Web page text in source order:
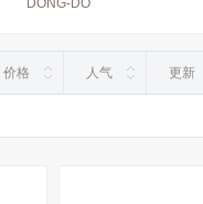
DONG-DO
价格 人气 更新